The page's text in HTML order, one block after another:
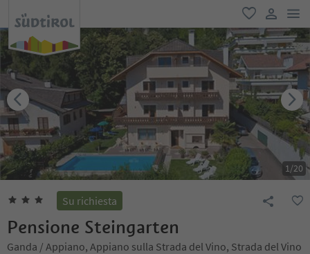
favoriti
user link
1/20
Su richiesta
Pensione Steingarten
Ganda / Appiano, Appiano sulla Strada del Vino, Strada del Vino